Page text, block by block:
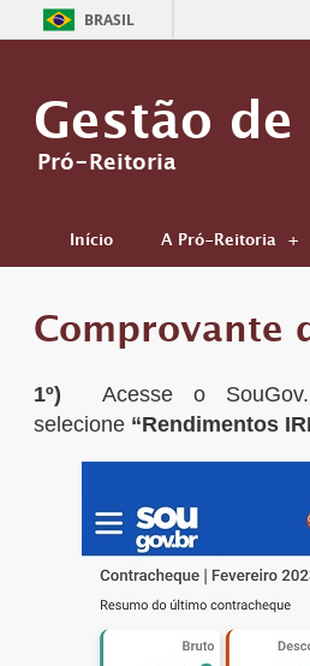
BRASIL
Gestão
Pró-Reitoria
Início A Pró-Reitoria
Comprovante
1º)Acesse o
selecione “Rendimentos